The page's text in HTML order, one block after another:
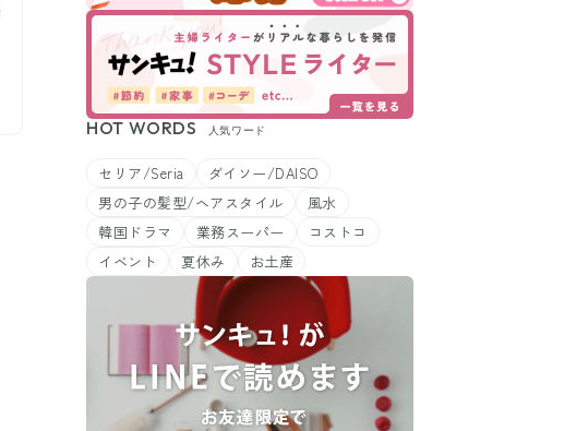
HOT WORDS 人気ワード
セリア/Seria
ダイソー/DAISO
男の子の髪型/ヘアスタイル
風水
韓国ドラマ
業務スーパー
コストコ
イベント
夏休み お土産